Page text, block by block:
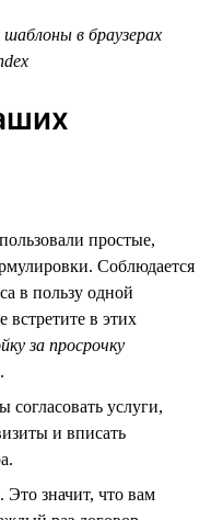
в браузерах
простые,
Соблюдается
в пользу одной
в этих
за просрочку
.
услуги,
и вписать
значит, что вам